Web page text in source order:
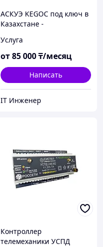
АСКУЭ KEGOC под ключ в
Казахстане -
настройка и
сопровождение, гарантия
Услуга
от85 000₸/месяц
Написать
IT Инженер
Контроллер
телемеханики УСПД